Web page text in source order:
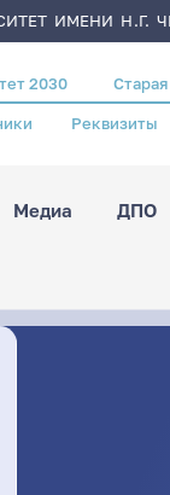
ИМЕНИ Н.Г.
2030
Реквизиты
Медиа ДПО